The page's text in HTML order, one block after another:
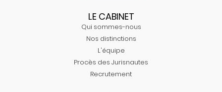
LE CABINET
Qui sommes-nous
Nos distinctions
L'équipe
Procès des Jurisnautes
Recrutement